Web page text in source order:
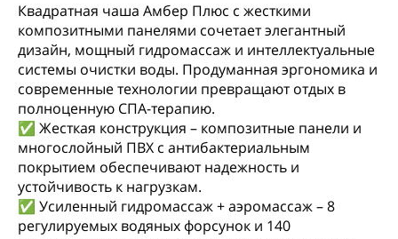
Квадратная чаша Амбер Плюс с жесткими
композитными панелями сочетает элегантный
дизайн, мощный гидромассаж и интеллектуальные
системы очистки воды. Продуманная эргономика и
современные технологии превращают отдых в
полноценную СПА-терапию.
✅ Жесткая конструкция – композитные панели и
многослойный ПВХ с антибактериальным
покрытием обеспечивают надежность и
устойчивость к нагрузкам.
✅ Усиленный гидромассаж + аэромассаж – 8
регулируемых водяных форсунок и 140